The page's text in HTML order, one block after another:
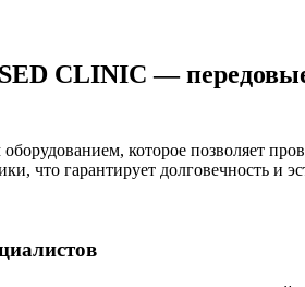
SED CLINIC —
которое позволяет
что гарантирует долговечность и